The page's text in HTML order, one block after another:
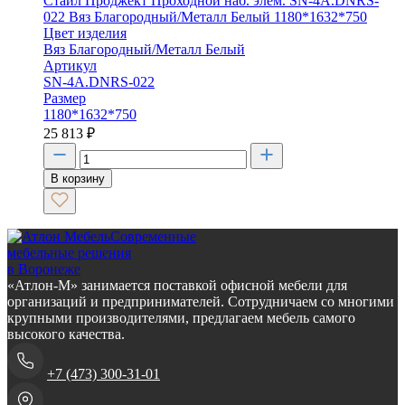
022 Вяз Благородный/Металл Белый 1180*1632*750
Цвет изделия
Вяз Благородный/Металл Белый
Артикул
SN-4A.DNRS-022
Размер
1180*1632*750
25 813 ₽
В корзину
Современные
мебельные решения
в Воронеже
«Атлон-М» занимается поставкой офисной мебели для
организаций и предпринимателей. Сотрудничаем со многими
крупными производителями, предлагаем мебель самого
высокого качества.
+7 (473) 300-31-01